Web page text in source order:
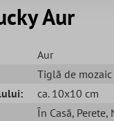
Aur
Aur
Tiglă de mozaic
ca. 10x10 cm
În Casă, Perete,